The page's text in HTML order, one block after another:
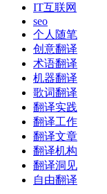
IT互联网
seo
个人随笔
创意翻译
术语翻译
机器翻译
歌词翻译
翻译实践
翻译工作
翻译文章
翻译机构
翻译洞见
自由翻译